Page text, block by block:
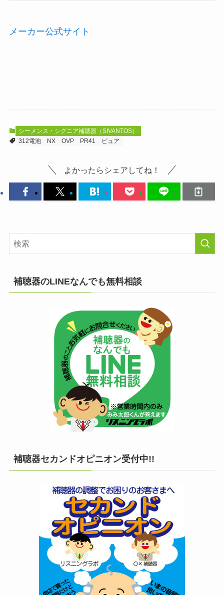
メーカー公式サイト
シーメンス・シグニア補聴器（SIVANTOS）
312電池
NX OVP PR41 ピュア
よかったらシェアしてね！
補聴器のLINEなんでも無料相談
補聴器セカンドオピニオン受付中!!